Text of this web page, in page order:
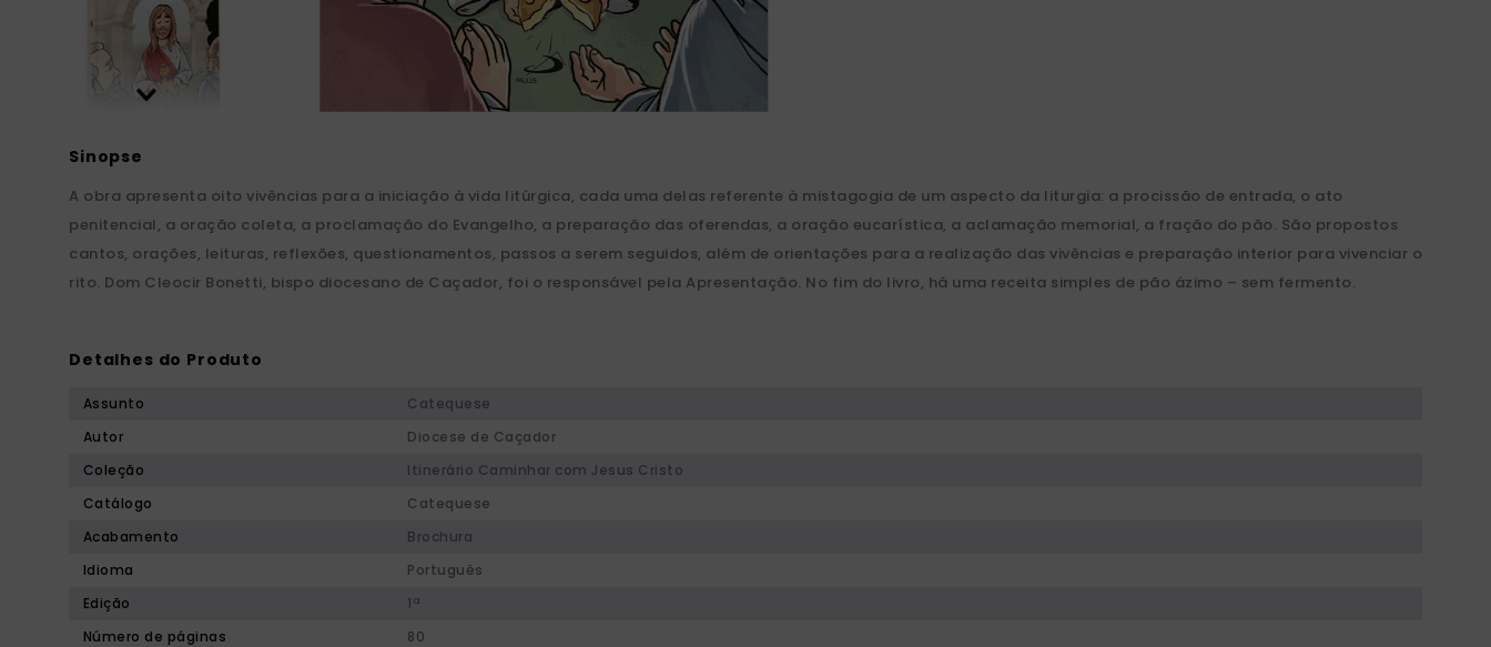
A obra apresenta oito vivências para a iniciação à vida litúrgica, cada uma delas referente à mistagogia de um aspecto da liturgia: a procissão de entrada, o ato
penitencial, a oração coleta, a proclamação do Evangelho, a preparação das oferendas, a oração eucarística, a aclamação memorial, a fração do pão. São propostos
cantos, orações, leituras, reflexões, questionamentos, passos a serem seguidos, além de orientações para a realização das vivências e preparação interior para vivenciar o
rito. Dom Cleocir Bonetti, bispo diocesano de Caçador, foi o responsável pela Apresentação. No fim do livro, há uma receita simples de pão ázimo – sem fermento.
Detalhes do Produto
Assunto
Catequese
Autor
Diocese de Caçador
Coleção
Itinerário Caminhar com Jesus Cristo
Catálogo
Catequese
Acabamento
Brochura
Idioma
Português
Edição
1ª
Número de páginas
80